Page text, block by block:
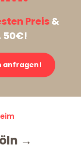
Preis&
50€!
anfragen!
→